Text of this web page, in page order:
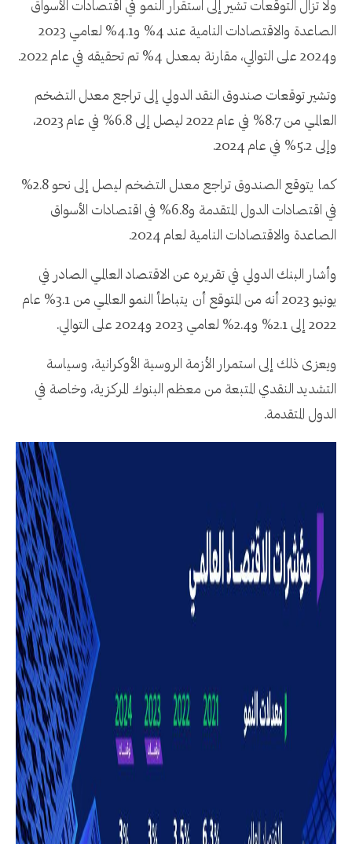
ولا تزال التوقعات تشير إلى استقرار النمو في اقتصادات الأسواق
الصاعدة والاقتصادات النامية عند 4% و4.1% لعامي 2023
و2024 على التوالي، مقارنة بمعدل 4% تم تحقيقه في عام 2022.
وتشير توقعات صندوق النقد الدولي إلى تراجع معدل التضخم
العالمي من 8.7% في عام 2022 ليصل إلى 6.8% في عام 2023،
وإلى 5.2% في عام 2024.
كما يتوقع الصندوق تراجع معدل التضخم ليصل إلى نحو 2.8%
في اقتصادات الدول المتقدمة و6.8% في اقتصادات الأسواق
الصاعدة والاقتصادات النامية لعام 2024.
وأشار البنك الدولي في تقريره عن الاقتصاد العالمي الصادر في
يونيو 2023 أنه من المتوقع أن يتباطأ النمو العالمي من 3.1% عام
2022 إلى 2.1% و2.4% لعامي 2023 و2024 على التوالي.
ويعزى ذلك إلى استمرار الأزمة الروسية الأوكرانية، وسياسة
التشديد النقدي المتبعة من معظم البنوك المركزية، وخاصة في
الدول المتقدمة.